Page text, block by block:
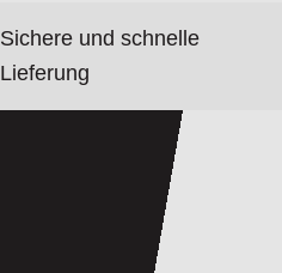
Sichere und schnelle
Lieferung